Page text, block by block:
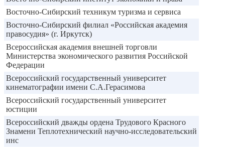
Восточно-Сибирский техникум туризма и сервиса
Восточно-Сибирский филиал «Российская академия
правосудия» (г. Иркутск)
Всероссийская академия внешней торговли
Министерства экономического развития Российской
Федерации
Всероссийский государственный университет
кинематографии имени С.А.Герасимова
Всероссийский государственный университет
юстиции
Всероссийский дважды ордена Трудового Красного
Знамени Теплотехнический научно-исследовательский
инс